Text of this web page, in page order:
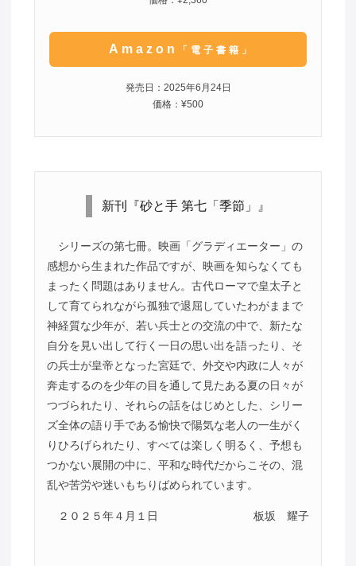
Amazon 「電子書籍」
発売日：2025年6月24日
価格：¥500
新刊『砂と手 第七「季節」』
シリーズの第七冊。映画「グラディエーター」の
感想から生まれた作品ですが、映画を知らなくても
まったく問題はありません。古代ローマで皇太子と
して育てられながら孤独で退屈していたわがままで
神経質な少年が、若い兵士との交流の中で、新たな
自分を見い出して行く一日の思い出を語ったり、そ
の兵士が皇帝となった宮廷で、外交や内政に人々が
奔走するのを少年の目を通して見たある夏の日々が
つづられたり、それらの話をはじめとした、シリー
ズ全体の語り手である愉快で陽気な老人の一生がく
りひろげられたり、すべては楽しく明るく、予想も
つかない展開の中に、平和な時代だからこその、混
乱や苦労や迷いもちりばめられています。
２０２５年４月１日 板坂 耀子